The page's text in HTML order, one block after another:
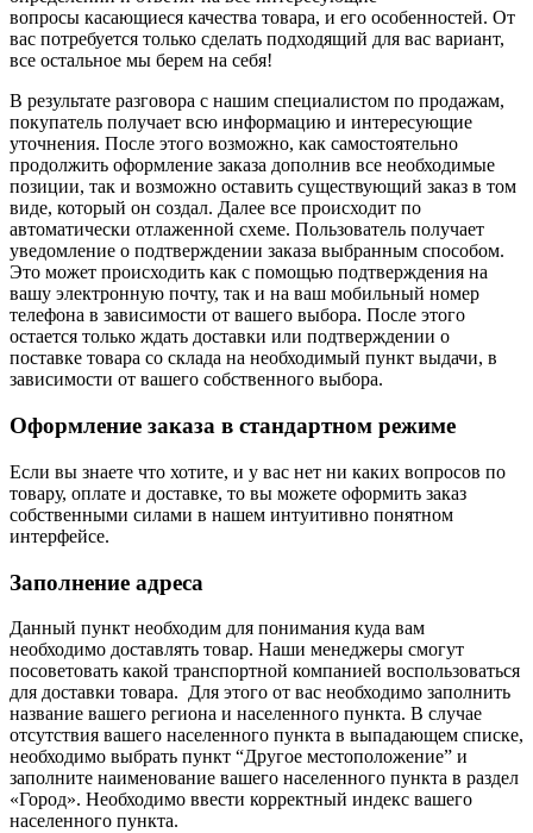
вопросы касающиеся качества товара, и его особенностей. От
вас потребуется только сделать подходящий для вас вариант,
все остальное мы берем на себя!
В результате разговора с нашим специалистом по продажам,
покупатель получает всю информацию и интересующие
уточнения. После этого возможно, как самостоятельно
продолжить оформление заказа дополнив все необходимые
позиции, так и возможно оставить существующий заказ в том
виде, который он создал. Далее все происходит по
автоматически отлаженной схеме. Пользователь получает
уведомление о подтверждении заказа выбранным способом.
Это может происходить как с помощью подтверждения на
вашу электронную почту, так и на ваш мобильный номер
телефона в зависимости от вашего выбора. После этого
остается только ждать доставки или подтверждении о
поставке товара со склада на необходимый пункт выдачи, в
зависимости от вашего собственного выбора.
Оформление заказа в стандартном режиме
Если вы знаете что хотите, и у вас нет ни каких вопросов по
товару, оплате и доставке, то вы можете оформить заказ
собственными силами в нашем интуитивно понятном
интерфейсе.
Заполнение адреса
Данный пункт необходим для понимания куда вам
необходимо доставлять товар. Наши менеджеры смогут
посоветовать какой транспортной компанией воспользоваться
для доставки товара. Для этого от вас необходимо заполнить
название вашего региона и населенного пункта. В случае
отсутствия вашего населенного пункта в выпадающем списке,
необходимо выбрать пункт “Другое местоположение” и
заполните наименование вашего населенного пункта в раздел
«Город». Необходимо ввести корректный индекс вашего
населенного пункта.